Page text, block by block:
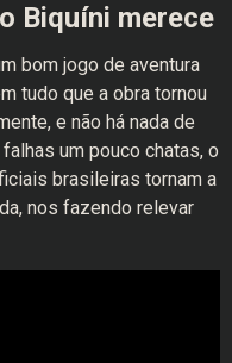
Biquíni merece
bom jogo de aventura
tudo que a obra tornou
e não há nada de
um pouco chatas, o
brasileiras tornam a
nos fazendo relevar